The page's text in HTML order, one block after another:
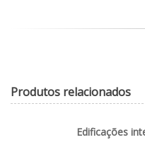
Produtos relacionados